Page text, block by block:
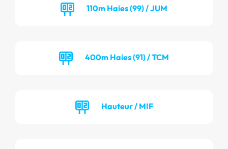
110m Haies (99) / JUM
400m Haies (91) / TCM
Hauteur / MIF